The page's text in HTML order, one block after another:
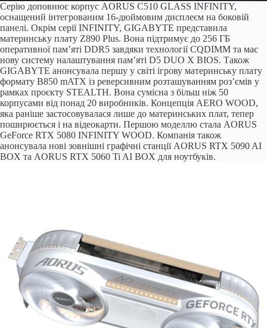
Серію доповнює корпус AORUS C510 GLASS INFINITY,
оснащений інтегрованим 16-дюймовим дисплеєм на боковій
панелі. Окрім серії INFINITY, GIGABYTE представила
материнську плату Z890 Plus. Вона підтримує до 256 ГБ
оперативної пам’яті DDR5 завдяки технології CQDIMM та має
нову систему налаштування пам’яті D5 DUO X BIOS. Також
GIGABYTE анонсувала першу у світі ігрову материнську плату
формату B850 mATX із реверсивним розташуванням роз’ємів у
рамках проєкту STEALTH. Вона сумісна з більш ніж 50
корпусами від понад 20 виробників. Концепція AERO WOOD,
яка раніше застосовувалася лише до материнських плат, тепер
поширюється і на відеокарти. Першою моделлю стала AORUS
GeForce RTX 5080 INFINITY WOOD. Компанія також
анонсувала нові зовнішні графічні станції AORUS RTX 5090 AI
BOX та AORUS RTX 5060 Ti AI BOX для ноутбуків.